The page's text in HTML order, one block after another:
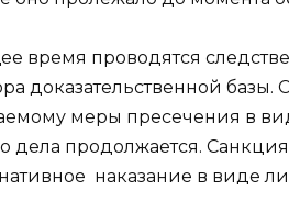
время проводятся
доказательственной
меры пресечения в
дела продолжается.
наказание в виде